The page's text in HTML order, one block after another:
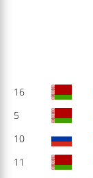
16
5
10
11